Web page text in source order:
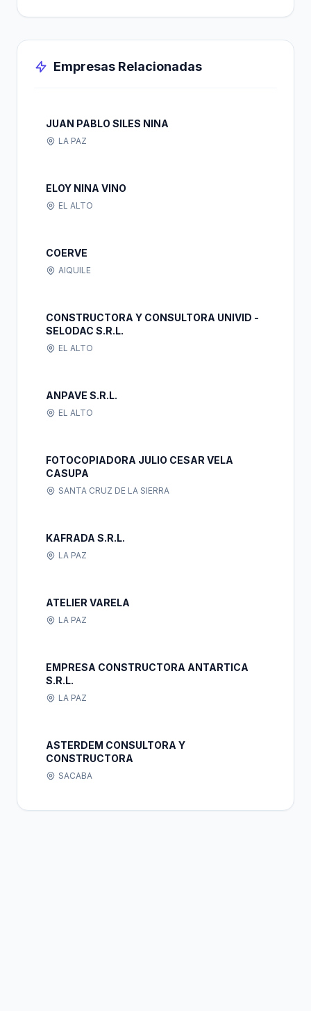
Empresas Relacionadas
JUAN PABLO SILES NINA
LA PAZ
ELOY NINA VINO
EL ALTO
COERVE
AIQUILE
CONSTRUCTORA Y CONSULTORA UNIVID -
SELODAC S.R.L.
EL ALTO
ANPAVE S.R.L.
EL ALTO
FOTOCOPIADORA JULIO CESAR VELA
CASUPA
SANTA CRUZ DE LA SIERRA
KAFRADA S.R.L.
LA PAZ
ATELIER VARELA
LA PAZ
EMPRESA CONSTRUCTORA ANTARTICA
S.R.L.
LA PAZ
ASTERDEM CONSULTORA Y
CONSTRUCTORA
SACABA